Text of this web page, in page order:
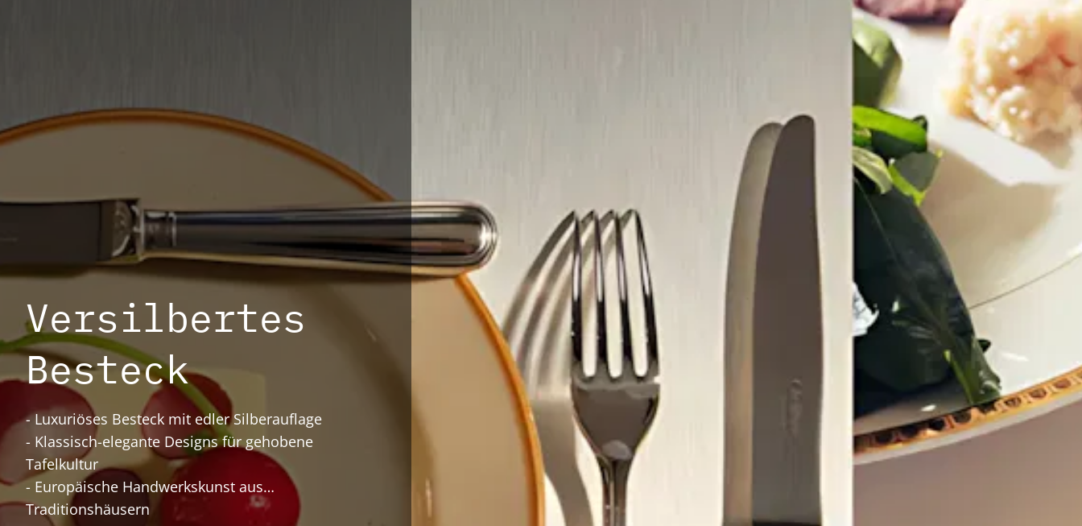
Versilbertes
Besteck
- Luxuriöses Besteck mit edler Silberauflage
- Klassisch-elegante Designs für gehobene
Tafelkultur
- Europäische Handwerkskunst aus
Traditionshäusern